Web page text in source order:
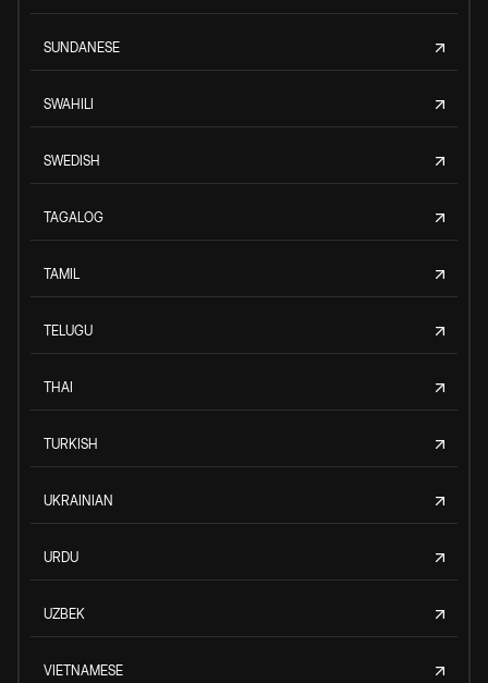
SUNDANESE
SWAHILI
SWEDISH
TAGALOG
TAMIL
TELUGU
THAI
TURKISH
UKRAINIAN
URDU
UZBEK
VIETNAMESE